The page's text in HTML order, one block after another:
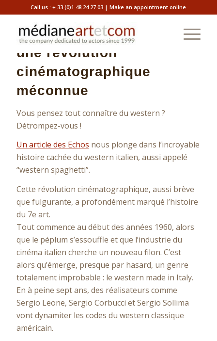
Call us :+ 33 (0)1 48 24 27 03 |Make an appointment online
Le western spaghetti :
une révolution
cinématographique
méconnue
Vous pensez tout connaître du western ?
Détrompez-vous !
Un article des Echos nous plonge dans l’incroyable
histoire cachée du western italien, aussi appelé
“western spaghetti”.
Cette révolution cinématographique, aussi brève
que fulgurante, a profondément marqué l’histoire
du 7e art.
Tout commence au début des années 1960, alors
que le péplum s’essouffle et que l’industrie du
cinéma italien cherche un nouveau filon. C’est
alors qu’émerge, presque par hasard, un genre
totalement improbable : le western made in Italy.
En à peine sept ans, des réalisateurs comme
Sergio Leone, Sergio Corbucci et Sergio Sollima
vont dynamiter les codes du western classique
américain.